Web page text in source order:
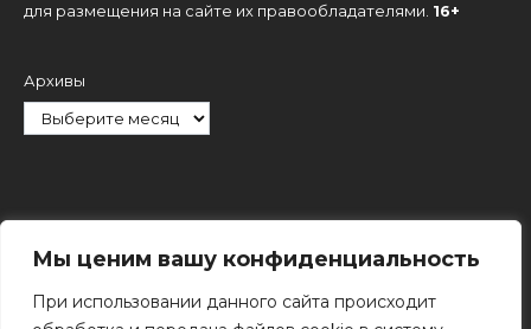
Мы ценим вашу конфиденциальность
При использовании данного сайта происходит
для размещения на сайте их правообладателями. 16+
Архивы